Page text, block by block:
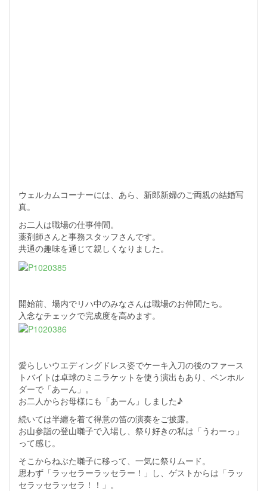
ウェルカムコーナーには、あら、新郎新婦のご両親の結婚写
真。
お二人は職場の仕事仲間。
薬剤師さんと事務スタッフさんです。
共通の趣味を通じて親しくなりました。
開始前、場内でリハ中のみなさんは職場のお仲間たち。
入念なチェックで完成度を高めます。
愛らしいウエディングドレス姿でケーキ入刀の後のファース
トバイトは卓球のミニラケットを使う演出もあり、ペンホル
ダーで「あーん」。
お二人からお母様にも「あーん」しました♪
続いては半纏を着て得意の笛の演奏をご披露。
お山参詣の登山囃子で入場し、祭り好きの私は「うわーっ」
って感じ。
そこからねぶた囃子に移って、一気に祭りムード。
思わず「ラッセラーラッセラー！」し、ゲストからは「ラッ
セラッセラッセラ！！」。